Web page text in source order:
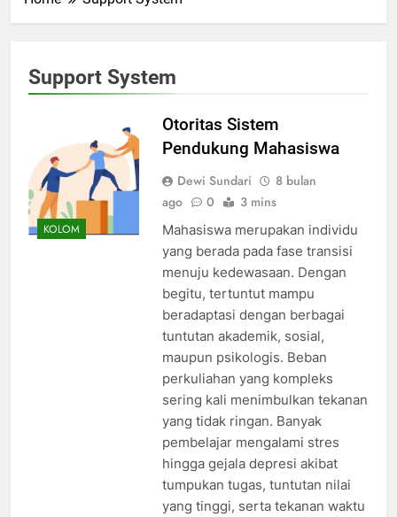
Support System
KOLOM
Otoritas Sistem
Pendukung Mahasiswa
Dewi Sundari
8 bulan
ago
0 3 mins
Mahasiswa merupakan individu
yang berada pada fase transisi
menuju kedewasaan. Dengan
begitu, tertuntut mampu
beradaptasi dengan berbagai
tuntutan akademik, sosial,
maupun psikologis. Beban
perkuliahan yang kompleks
sering kali menimbulkan tekanan
yang tidak ringan. Banyak
pembelajar mengalami stres
hingga gejala depresi akibat
tumpukan tugas, tuntutan nilai
yang tinggi, serta tekanan waktu